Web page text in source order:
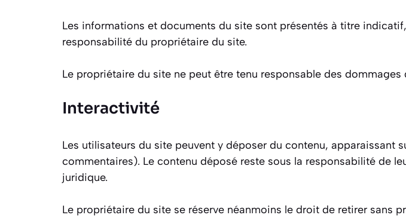
Les informations et documents du site sont présentés à titre
responsabilité du propriétaire du site.
Le propriétaire du site ne peut être tenu responsable des
Interactivité
Les utilisateurs du site peuvent y déposer du contenu, apparaissant
commentaires). Le contenu déposé reste sous la responsabilité de
juridique.
Le propriétaire du site se réserve néanmoins le droit de retirer sans